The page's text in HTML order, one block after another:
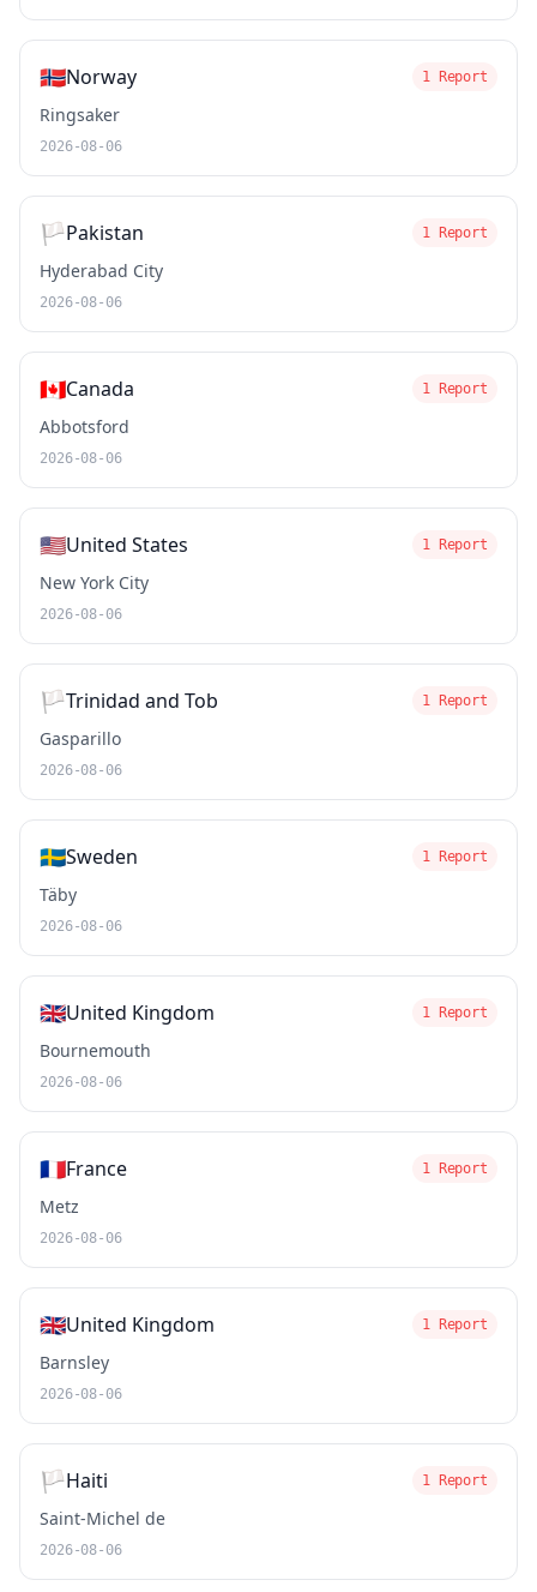
🇳🇴Norway 1 Report
Ringsaker
2026-08-06
🏳️Pakistan 1 Report
Hyderabad City
2026-08-06
🇨🇦Canada 1 Report
Abbotsford
2026-08-06
🇺🇸United States 1 Report
New York City
2026-08-06
🏳️Trinidad and Tob 1 Report
Gasparillo
2026-08-06
🇸🇪Sweden 1 Report
Täby
2026-08-06
🇬🇧United Kingdom 1 Report
Bournemouth
2026-08-06
🇫🇷France 1 Report
Metz
2026-08-06
🇬🇧United Kingdom 1 Report
Barnsley
2026-08-06
🏳️Haiti 1 Report
Saint-Michel de
2026-08-06